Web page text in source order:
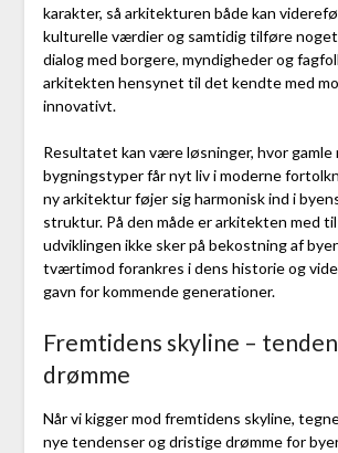
karakter, så arkitekturen både kan
kulturelle værdier og samtidig tilføre
dialog med borgere, myndigheder og
arkitekten hensynet til det kendte med
innovativt.
Resultatet kan være løsninger, hvor gamle
bygningstyper får nyt liv i moderne
ny arkitektur føjer sig harmonisk ind i
struktur. På den måde er arkitekten med
udviklingen ikke sker på bekostning af
tværtimod forankres i dens historie og
gavn for kommende generationer.
Fremtidens skyline –
drømme
Når vi kigger mod fremtidens skyline,
nye tendenser og dristige drømme for